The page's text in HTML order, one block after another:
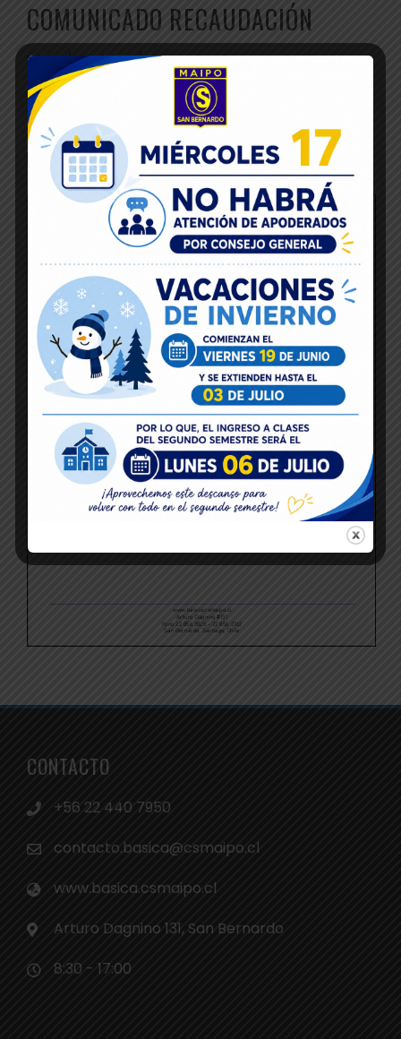
COMUNICADO RECAUDACIÓN
Inicio Noticias Comunicado recaudación
24 Nov 2022
CONTACTO
+56 22 440 7950
contacto.basica@csmaipo.cl
www.basica.csmaipo.cl
Arturo Dagnino 131, San Bernardo
8:30 - 17:00